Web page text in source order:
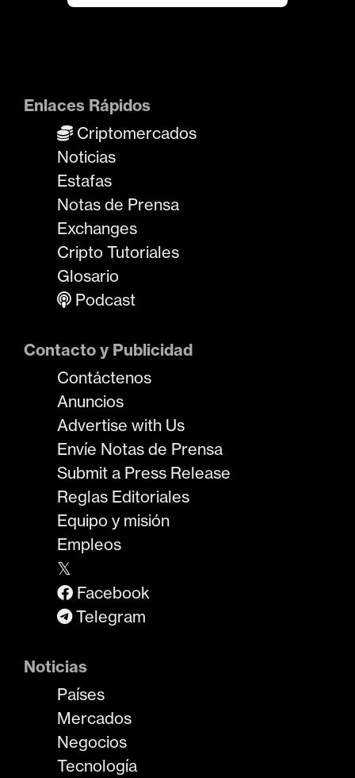
Enlaces Rápidos
Criptomercados
Noticias
Estafas
Notas de Prensa
Exchanges
Cripto Tutoriales
Glosario
Podcast
Contacto y Publicidad
Contáctenos
Anuncios
Advertise with Us
Envíe Notas de Prensa
Submit a Press Release
Reglas Editoriales
Equipo y misión
Empleos
𝕏
Facebook
Telegram
Noticias
Países
Mercados
Negocios
Tecnología